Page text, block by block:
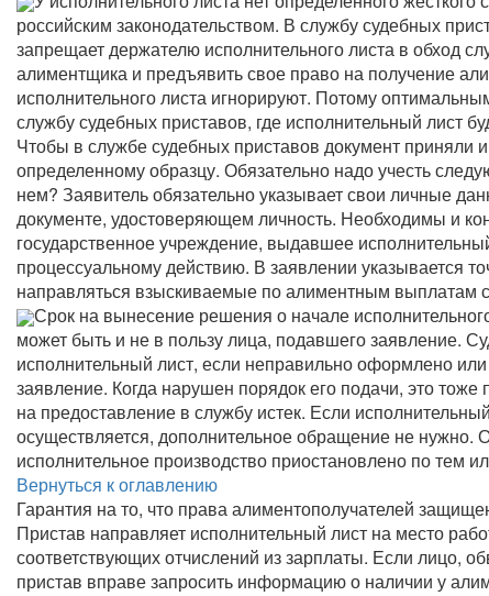
российским законодательством. В службу судебных
запрещает держателю исполнительного листа в обход
алиментщика и предъявить свое право на получение
исполнительного листа игнорируют. Потому
службу судебных приставов, где исполнительный лист
Чтобы в службе судебных приставов документ приняли
определенному образцу. Обязательно надо учесть
нем? Заявитель обязательно указывает свои личные
документе, удостоверяющем личность. Необходимы и
государственное учреждение, выдавшее
процессуальному действию. В заявлении указывается
направляться взыскиваемые по алиментным выплатам
Срок на вынесение решения о начале
может быть и не в пользу лица, подавшего заявление.
исполнительный лист, если неправильно оформлено
заявление. Когда нарушен порядок его подачи, это
на предоставление в службу истек. Если
осуществляется, дополнительное обращение не нужно.
исполнительное производство приостановлено по тем
Вернуться к оглавлению
Гарантия на то, что права алиментополучателей
Пристав направляет исполнительный лист на место
соответствующих отчислений из зарплаты. Если лицо,
пристав вправе запросить информацию о наличии у